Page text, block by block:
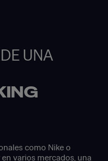
UNA
como Nike o
varios mercados, una